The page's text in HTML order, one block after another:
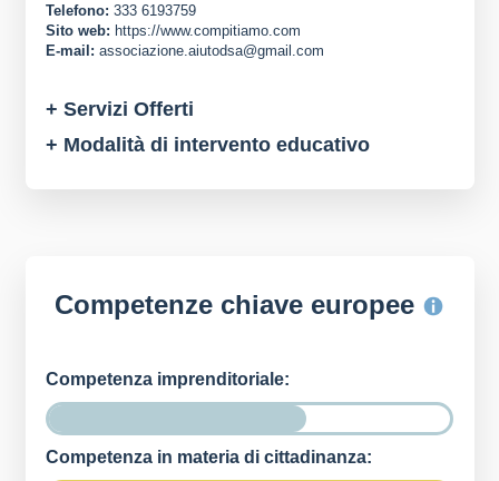
Telefono: 333 6193759
Sito web: https://www.compitiamo.com
E-mail: associazione.aiutodsa@gmail.com
+ Servizi Offerti
+ Modalità di intervento educativo
Competenze chiave europee
Competenza imprenditoriale:
Competenza in materia di cittadinanza: